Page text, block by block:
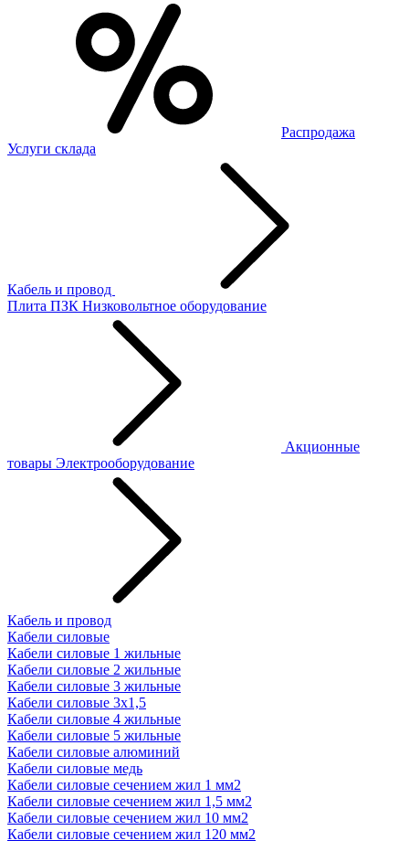
Распродажа
Услуги склада
Кабель и провод
Плита ПЗК Низковольтное оборудование
Акционные
товары Электрооборудование
Кабель и провод
Кабели силовые
Кабели силовые 1 жильные
Кабели силовые 2 жильные
Кабели силовые 3 жильные
Кабели силовые 3х1,5
Кабели силовые 4 жильные
Кабели силовые 5 жильные
Кабели силовые алюминий
Кабели силовые медь
Кабели силовые сечением жил 1 мм2
Кабели силовые сечением жил 1,5 мм2
Кабели силовые сечением жил 10 мм2
Кабели силовые сечением жил 120 мм2